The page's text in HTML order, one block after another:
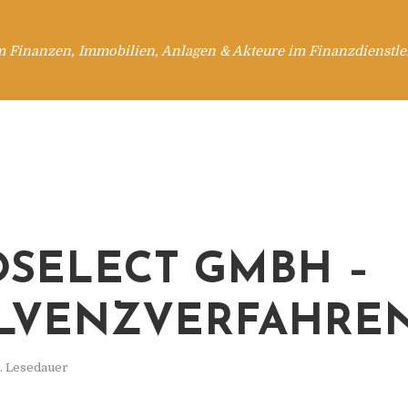
Immobilien, Anlagen & Akteure im
GMBH –
Lesedauer